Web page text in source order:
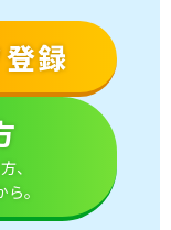
録
、
。